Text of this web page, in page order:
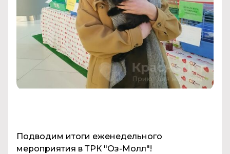
Подводим итоги еженедельного
мероприятия в ТРК "Оз-Молл"!